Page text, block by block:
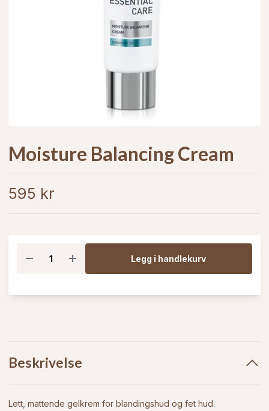
Moisture Balancing Cream
595 kr
Legg i handlekurv
Beskrivelse
Lett, mattende gelkrem for blandingshud og fet hud.